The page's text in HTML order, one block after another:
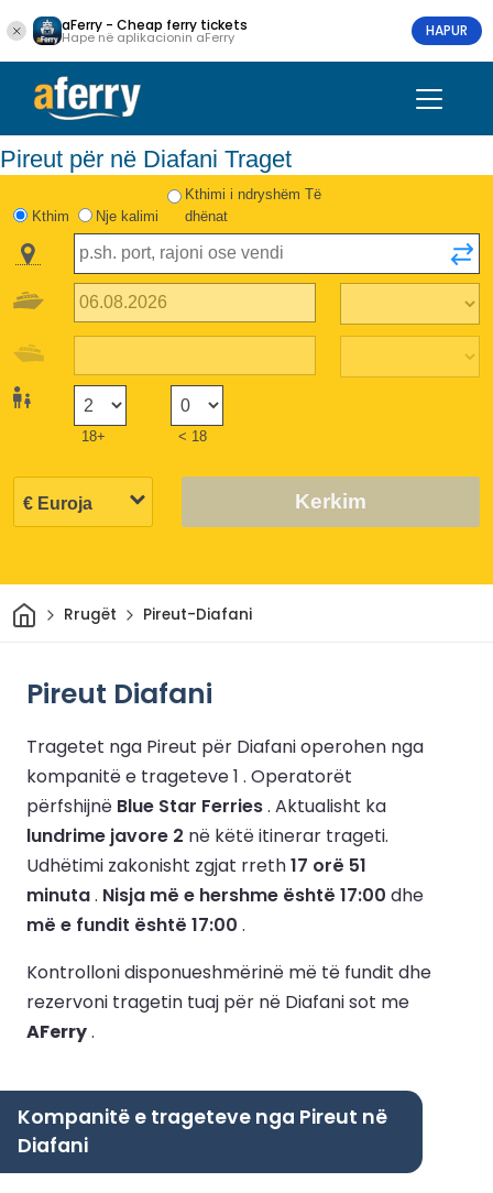
aFerry - Cheap ferry tickets
Hape në aplikacionin aFerry HAPUR
Pireut për në Diafani Traget
Kthim Nje kalimi
Kthimi i ndryshëm Të
dhënat
18+ < 18
Kerkim
ShtëpiRrugët Pireut-Diafani
Pireut Diafani
Tragetet nga Pireut për Diafani operohen nga
kompanitë e trageteve 1 . Operatorët
përfshijnë Blue Star Ferries. Aktualisht ka
lundrime javore 2 në këtë itinerar trageti.
Udhëtimi zakonisht zgjat rreth17 orë 51
minuta. Nisja më e hershme është 17:00 dhe
më e fundit është 17:00 .
Kontrolloni disponueshmërinë më të fundit dhe
rezervoni tragetin tuaj për në Diafani sot me
AFerry.
Kompanitë e trageteve nga Pireut në
Diafani